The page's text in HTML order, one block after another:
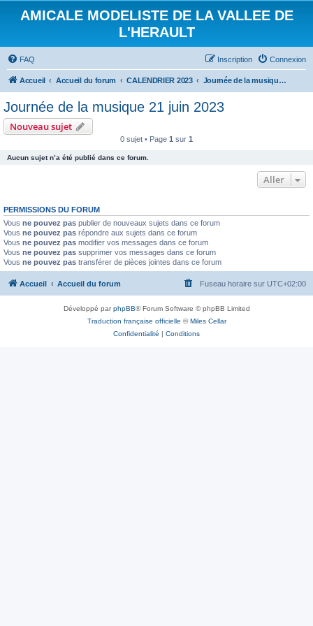
AMICALE MODELISTE DE LA VALLEE DE
L'HERAULT
FAQ Connexion
Inscription
Accueil Accueil du forum CALENDRIER 2023 Journée de la musique 21 juin 2023
Journée de la musique 21 juin 2023
Nouveau sujet
0 sujet • Page 1 sur 1
Aucun sujet n’a été publié dans ce forum.
Aller
PERMISSIONS DU FORUM
Vous ne pouvez pas publier de nouveaux sujets dans ce forum
Vous ne pouvez pas répondre aux sujets dans ce forum
Vous ne pouvez pas modifier vos messages dans ce forum
Vous ne pouvez pas supprimer vos messages dans ce forum
Vous ne pouvez pas transférer de pièces jointes dans ce forum
Accueil Accueil du forum Fuseau horaire sur UTC+02:00
Développé parphpBB® Forum Software © phpBB Limited
Traduction française officielle ©Miles Cellar
Confidentialité | Conditions